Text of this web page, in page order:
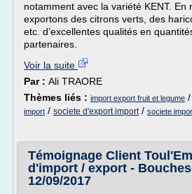
notamment avec la variété KENT. En
exportons des citrons verts, des
etc. d’excellentes qualités en
partenaires.
Voir la suite
Par : Ali TRAORE
Thèmes liés : import export fruit et legume /
import / societe d'export import/ societe
Témoignage Client
d'import / export -
12/09/2017